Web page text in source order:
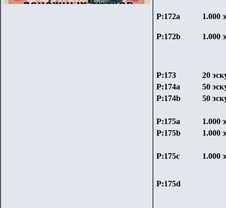
P:172a 1.000
P:172b 1.000
P:173
20
P:174a
50
P:174b
50
P:175a
1.000
P:175b
1.000
P:175c 1.000
P:175d